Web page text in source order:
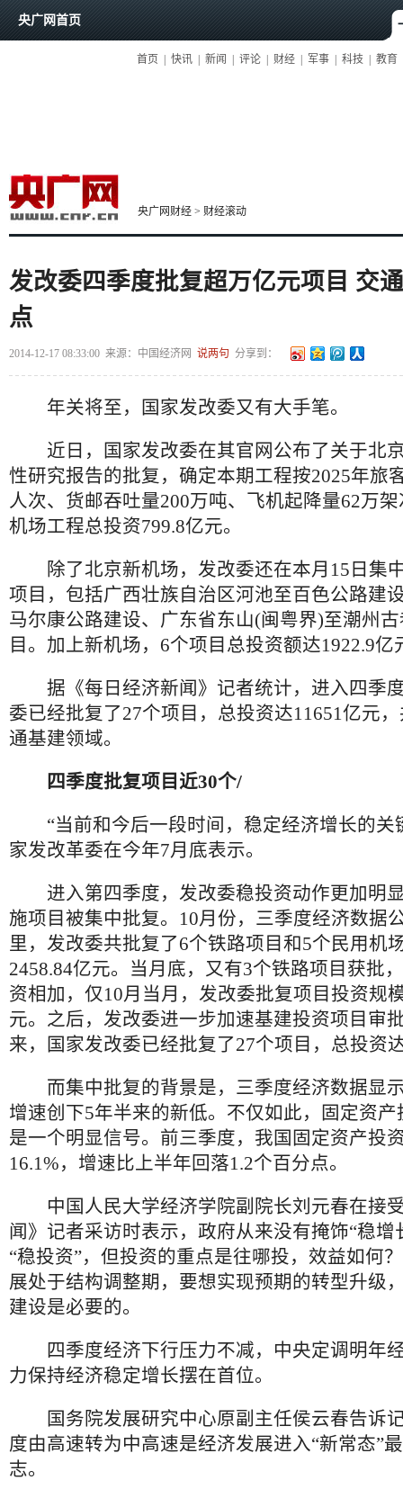
央广网首页
首页 快讯 新闻 评论 财经 军事 科技 教育
央广网财经 > 财经滚动
发改委四季度批复超万亿元项目 交
点
2014-12-17 08:33:00 来源： 中国经济网 说两句 分享到：
年关将至，国家发改委又有大手笔。
近日，国家发改委在其官网公布了关于北
性研究报告的批复，确定本期工程按2025年旅
人次、货邮吞吐量200万吨、飞机起降量62万
机场工程总投资799.8亿元。
除了北京新机场，发改委还在本月15日集
项目，包括广西壮族自治区河池至百色公路建
马尔康公路建设、广东省东山(闽粤界)至潮州
目。加上新机场，6个项目总投资额达1922.9亿
据《每日经济新闻》记者统计，进入四季
委已经批复了27个项目，总投资达11651亿元
通基建领域。
四季度批复项目近30个/
“当前和今后一段时间，稳定经济增长的关
家发改革委在今年7月底表示。
进入第四季度，发改委稳投资动作更加明
施项目被集中批复。10月份，三季度经济数据
里，发改委共批复了6个铁路项目和5个民用机
2458.84亿元。当月底，又有3个铁路项目获批
资相加，仅10月当月，发改委批复项目投资规
元。之后，发改委进一步加速基建投资项目审
来，国家发改委已经批复了27个项目，总投资
而集中批复的背景是，三季度经济数据显示
增速创下5年半来的新低。不仅如此，固定资
是一个明显信号。前三季度，我国固定资产投
16.1%，增速比上半年回落1.2个百分点。
中国人民大学经济学院副院长刘元春在接
闻》记者采访时表示，政府从来没有掩饰“稳增
“稳投资”，但投资的重点是往哪投，效益如何
展处于结构调整期，要想实现预期的转型升级
建设是必要的。
四季度经济下行压力不减，中央定调明年
力保持经济稳定增长摆在首位。
国务院发展研究中心原副主任侯云春告诉
度由高速转为中高速是经济发展进入“新常态”
志。